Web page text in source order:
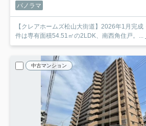
パノラマ
【クレアホームズ松山大街道】2026年1月完成・
件は専有面積54.51㎡の2LDK、南西角住戸。...
中古マンション